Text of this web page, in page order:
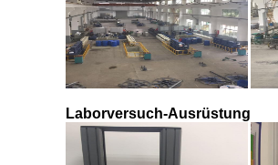
Laborversuch-Ausrüstung